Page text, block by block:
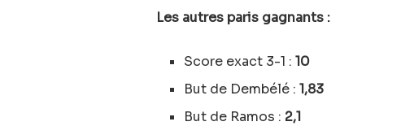
Les autres paris gagnants :
Score exact 3-1 :10
But de Dembélé :1,83
But de Ramos : 2,1